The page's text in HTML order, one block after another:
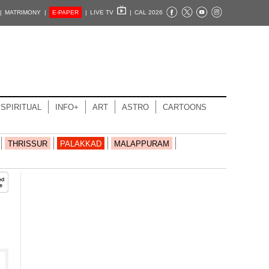
MATRIMONY | E-PAPER | LIVE TV | CAL 2026
SPIRITUAL INFO+ ART ASTRO CARTOONS
THRISSUR PALAKKAD MALAPPURAM